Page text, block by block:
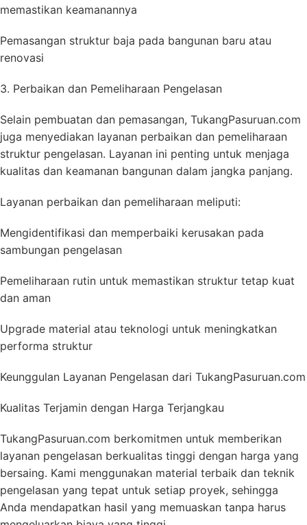
memastikan keamanannya
Pemasangan struktur baja pada bangunan baru atau
renovasi
3. Perbaikan dan Pemeliharaan Pengelasan
Selain pembuatan dan pemasangan, TukangPasuruan.com
juga menyediakan layanan perbaikan dan pemeliharaan
struktur pengelasan. Layanan ini penting untuk menjaga
kualitas dan keamanan bangunan dalam jangka panjang.
Layanan perbaikan dan pemeliharaan meliputi:
Mengidentifikasi dan memperbaiki kerusakan pada
sambungan pengelasan
Pemeliharaan rutin untuk memastikan struktur tetap kuat
dan aman
Upgrade material atau teknologi untuk meningkatkan
performa struktur
Keunggulan Layanan Pengelasan dari TukangPasuruan.com
Kualitas Terjamin dengan Harga Terjangkau
TukangPasuruan.com berkomitmen untuk memberikan
layanan pengelasan berkualitas tinggi dengan harga yang
bersaing. Kami menggunakan material terbaik dan teknik
pengelasan yang tepat untuk setiap proyek, sehingga
Anda mendapatkan hasil yang memuaskan tanpa harus